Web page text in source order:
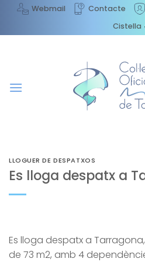
content
Webmail Contacte
Cistella
LLOGUER DE DESPATXOS
Es lloga despatx a
Es lloga despatx a
de 73 m2, amb 4